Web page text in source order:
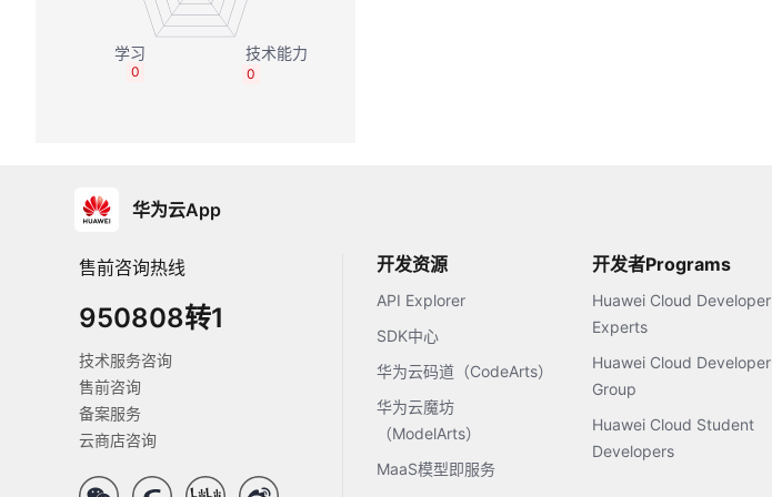
0
0
华为云App
售前咨询热线
950808转1
技术服务咨询
售前咨询
备案服务
云商店咨询
开发资源
API Explorer
SDK中心
华为云码道（CodeArts）
华为云魔坊
（ModelArts）
MaaS模型即服务
开发者Programs
Huawei Cloud Developer
Experts
Huawei Cloud Developer
Group
Huawei Cloud Student
Developers